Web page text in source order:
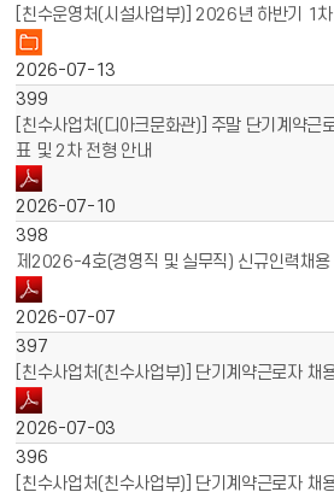
[친수운영처(시설사업부)] 2026년 하반기 1
2026-07-13
399
[친수사업처(디아크문화관)] 주말 단기계약근
표 및 2차 전형 안내
2026-07-10
398
제2026-4호(경영직 및 실무직) 신규인력채용
2026-07-07
397
[친수사업처(친수사업부)] 단기계약근로자 채
2026-07-03
396
[친수사업처(친수사업부)] 단기계약근로자 채